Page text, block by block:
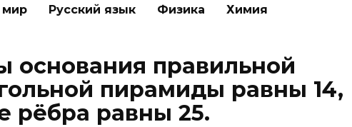
Русский язык Физика Химия
основания правильной
пирамиды равны 14,
рёбра равны 25.